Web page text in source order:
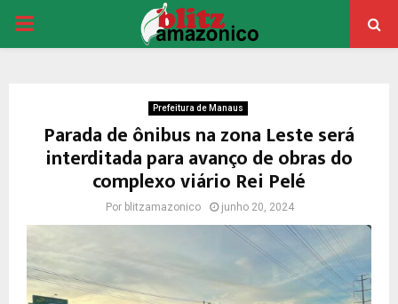
PRIMARY
Prefeitura de Manaus
Parada de ônibus na zona Leste será
interditada para avanço de obras do
complexo viário Rei Pelé
Por blitzamazonico junho 20, 2024